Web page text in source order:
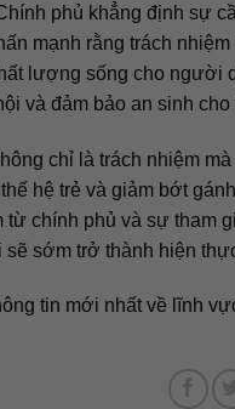
phủ khẳng định sự
mạnh rằng trách
lượng sống cho người
và đảm bảo an sinh
chỉ là trách nhiệm
hệ trẻ và giảm bớt
chính phủ và sự tham
sớm trở thành hiện
tin mới nhất về lĩnh